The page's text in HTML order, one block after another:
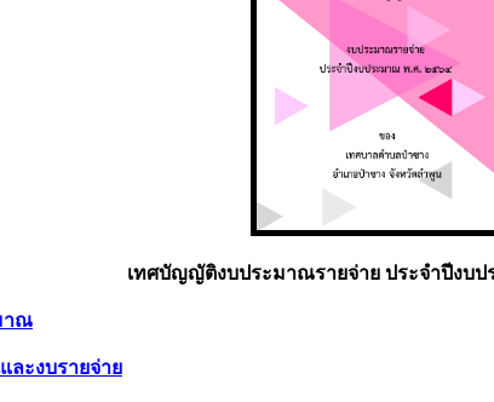
เทศบัญญัติงบประมาณรายจ่าย ประจำปีงบป
าณ
ละงบรายจ่าย